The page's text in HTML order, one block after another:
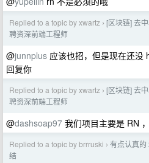
Replied to a topic by xwartz › [区块链] 去
聘资深前端工程师
@junnplus 应该也招，但是现在还没
回复你
Replied to a topic by xwartz › [区块链] 去
聘资深前端工程师
@dashsoap97 我们项目主要是 RN
Replied to a topic by brrruski › 有点认真的
结